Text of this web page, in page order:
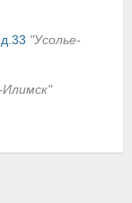
"Усолье-